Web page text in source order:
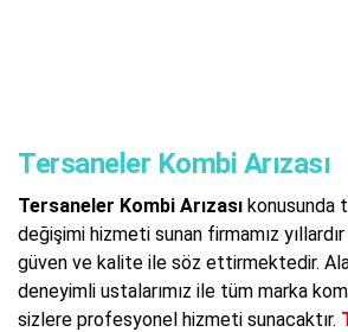
Tersaneler Kombi Arızası
Tersaneler Kombi Arızası konusunda
değişimi hizmeti sunan firmamız
güven ve kalite ile söz ettirmektedir.
deneyimli ustalarımız ile tüm marka
sizlere profesyonel hizmeti sunacaktır.